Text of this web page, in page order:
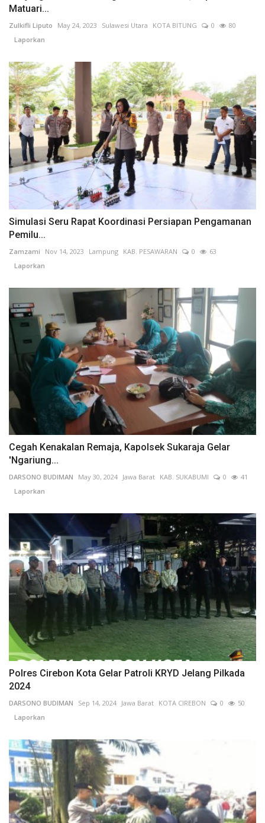
Matuari...
Zulkifli Liputo May 24, 2023 Sulawesi Utara KOTA BITUNG 0
80
Laporkan
Simulasi Seru Rapat Koordinasi Persiapan Pengamanan
Pemilu...
Zamzami Nov 14, 2023 Lampung KAB. PESAWARAN 0
63
Laporkan
Cegah Kenakalan Remaja, Kapolsek Sukaraja Gelar
'Ngariung...
DARSONO BUDIMAN May 30, 2024 Jawa Barat KAB. SUKABUMI 0
41
Laporkan
Polres Cirebon Kota Gelar Patroli KRYD Jelang Pilkada
2024
DARSONO BUDIMAN Sep 14, 2024 Jawa Barat KOTA CIREBON 0
50
Laporkan